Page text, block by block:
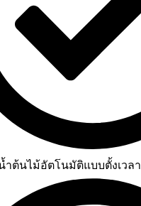
ำต้นไม้อัตโนมัติแบบตั้งเวลา